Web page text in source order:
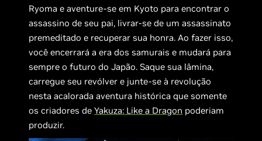
Ryoma e aventure-se em Kyoto para encontrar o
assassino de seu pai, livrar-se de um assassinato
premeditado e recuperar sua honra. Ao fazer isso,
você encerrará a era dos samurais e mudará para
sempre o futuro do Japão. Saque sua lâmina,
carregue seu revólver e junte-se à revolução
nesta acalorada aventura histórica que somente
os criadores deYakuza: Like a Dragon poderiam
produzir.